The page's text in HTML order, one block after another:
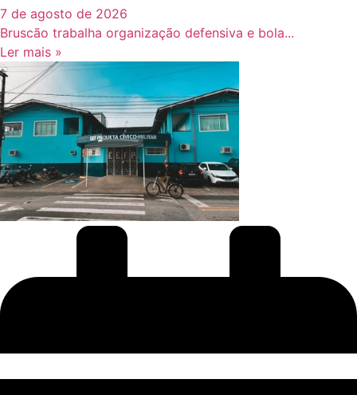
7 de agosto de 2026
Bruscão trabalha organização defensiva e bola...
Ler mais »